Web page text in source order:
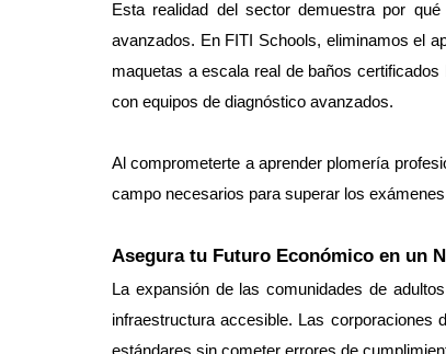
Esta realidad del sector demuestra por
avanzados. En FITI Schools, eliminamos el
maquetas a escala real de baños
con equipos de diagnóstico avanzados.
Al comprometerte a aprender plomería
campo necesarios para superar los
Asegura tu Futuro Económico en un
La expansión de las comunidades de
infraestructura accesible. Las corporaciones